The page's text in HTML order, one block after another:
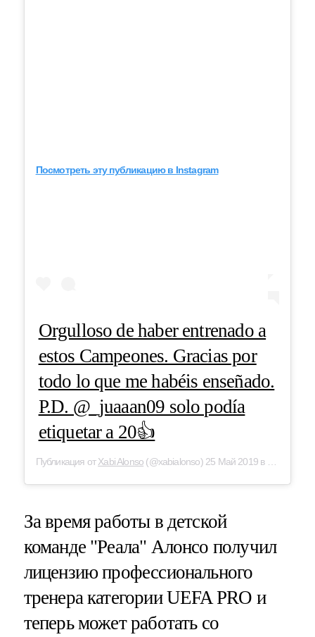
Посмотреть эту публикацию в Instagram
Orgulloso de haber entrenado a
estos Campeones. Gracias por
todo lo que me habéis enseñado.
P.D. @_juaaan09 solo podía
etiquetar a 20👍
Публикация отXabi Alonso (@xabialonso) 25 Май 2019 в 12:38 PDT
За время работы в детской
команде "Реала" Алонсо получил
лицензию профессионального
тренера категории UEFA PRO и
теперь может работать со